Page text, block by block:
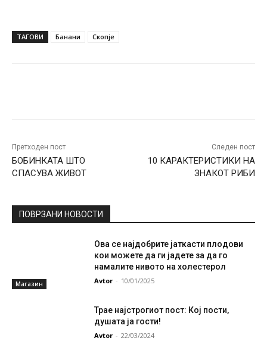
ТАГОВИ Банани Скопје
Претходен пост
БОБИНКАТА ШТО
СПАСУВА ЖИВОТ
Следен пост
10 КАРАКТЕРИСТИКИ НА
ЗНАКОТ РИБИ
ПОВРЗАНИ НОВОСТИ
Магазин
Ова се најдобрите јаткасти плодови
кои можете да ги јадете за да го
намалите нивото на холестерол
Avtor - 10/01/2025
Трае најстрогиот пост: Кој пости,
душата ја гости!
Avtor - 22/03/2024